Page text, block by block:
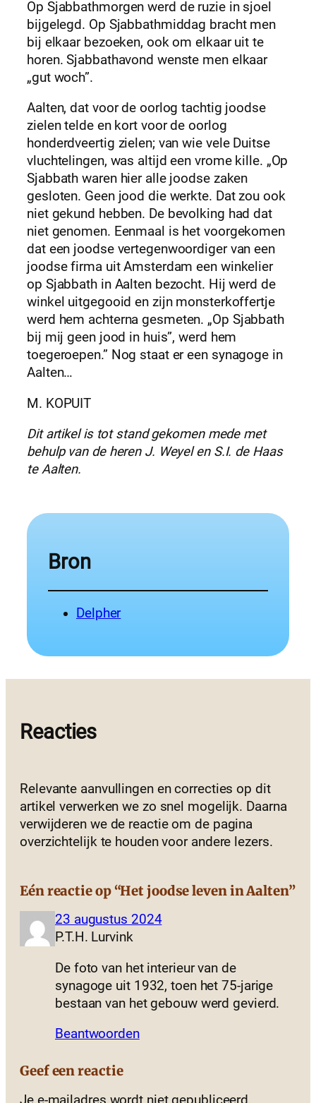
Op Sjabbathmorgen werd de ruzie in sjoel
bijgelegd. Op Sjabbathmiddag bracht men
bij elkaar bezoeken, ook om elkaar uit te
horen. Sjabbathavond wenste men elkaar
„gut woch”.
Aalten, dat voor de oorlog tachtig joodse
zielen telde en kort voor de oorlog
honderdveertig zielen; van wie vele Duitse
vluchtelingen, was altijd een vrome kille. „Op
Sjabbath waren hier alle joodse zaken
gesloten. Geen jood die werkte. Dat zou ook
niet gekund hebben. De bevolking had dat
niet genomen. Eenmaal is het voorgekomen
dat een joodse vertegenwoordiger van een
joodse firma uit Amsterdam een winkelier
op Sjabbath in Aalten bezocht. Hij werd de
winkel uitgegooid en zijn monsterkoffertje
werd hem achterna gesmeten. „Op Sjabbath
bij mij geen jood in huis”, werd hem
toegeroepen.” Nog staat er een synagoge in
Aalten…
M. KOPUIT
Dit artikel is tot stand gekomen mede met
behulp van de heren J. Weyel en S.I. de Haas
te Aalten.
Bron
Delpher
Reacties
Relevante aanvullingen en correcties op dit
artikel verwerken we zo snel mogelijk. Daarna
verwijderen we de reactie om de pagina
overzichtelijk te houden voor andere lezers.
Eén reactie op “Het joodse leven in Aalten”
23 augustus 2024
P.T.H. Lurvink
De foto van het interieur van de
synagoge uit 1932, toen het 75-jarige
bestaan van het gebouw werd gevierd.
Beantwoorden
Geef een reactie